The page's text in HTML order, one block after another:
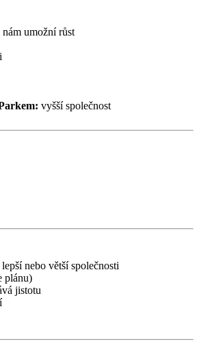
umožní růst
vyšší společnost
nebo větší společnosti
plánu)
jistotu